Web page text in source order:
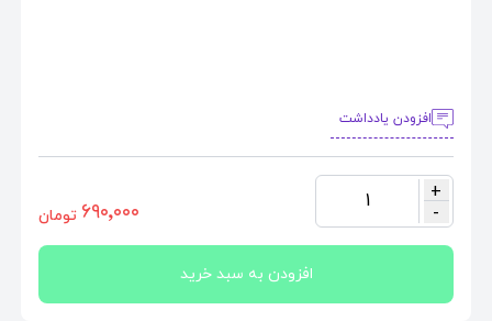
افزودن یادداشت
+
-
1 ٦٩٠٬٠٠٠ تومان
افزودن به سبد خرید